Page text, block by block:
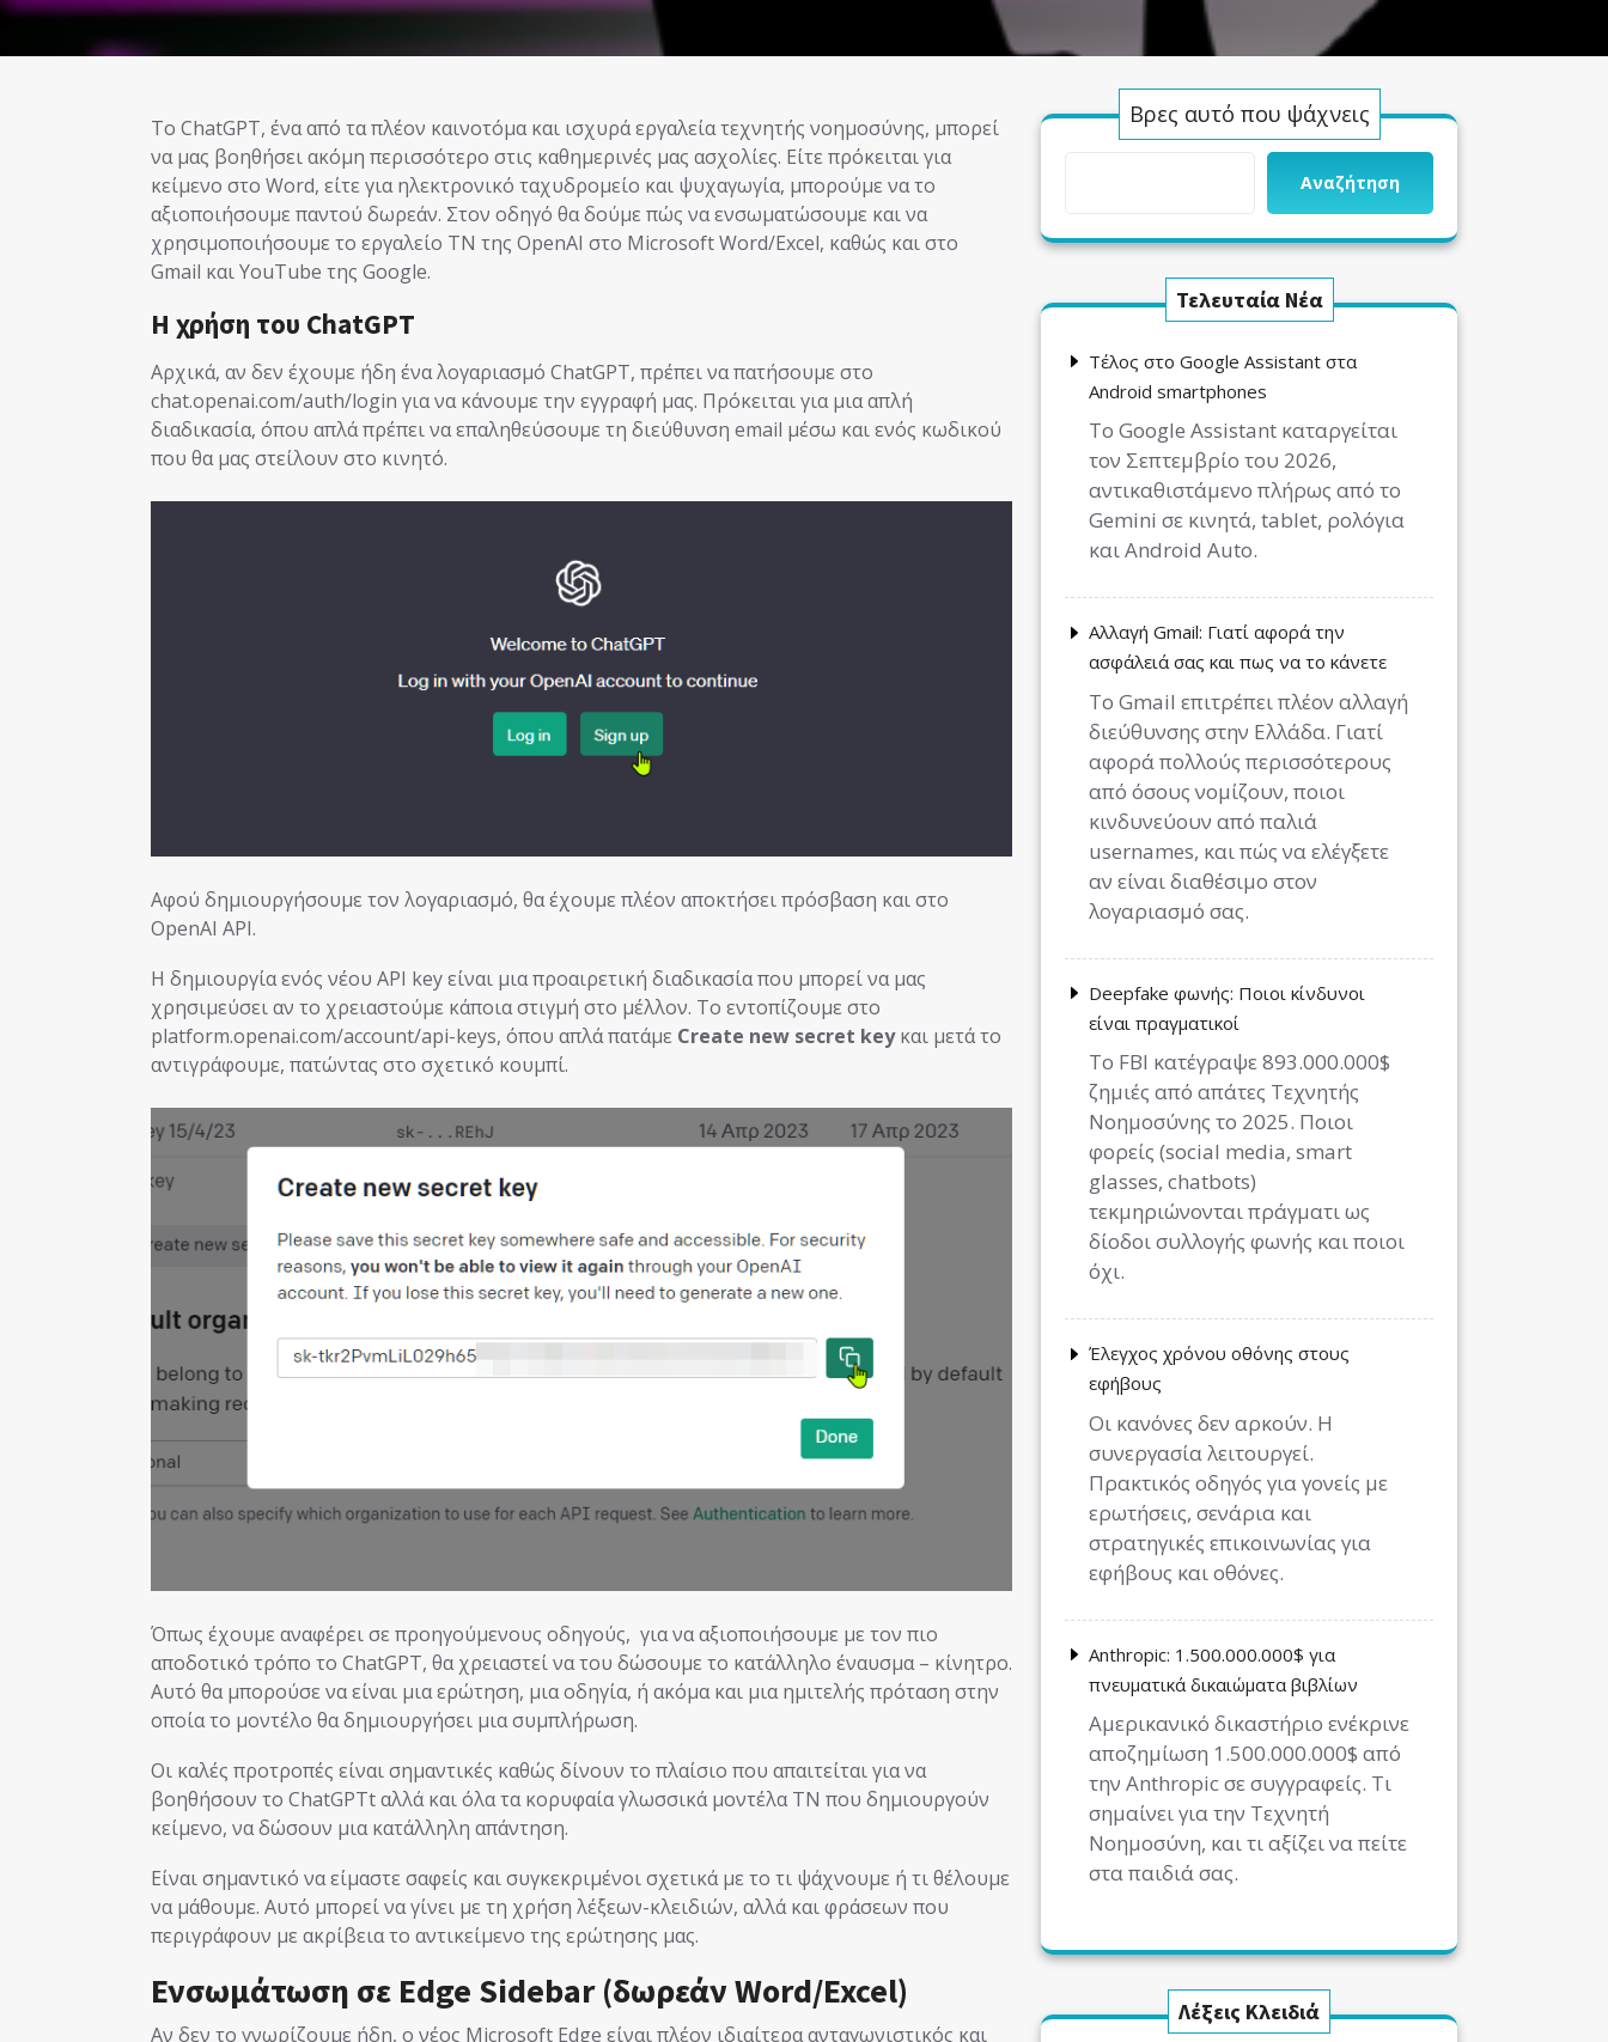
Το ChatGPT, ένα από τα πλέον καινοτόμα και ισχυρά εργαλεία τεχνητής νοημοσύνης, μπορεί
να μας βοηθήσει ακόμη περισσότερο στις καθημερινές μας ασχολίες. Είτε πρόκειται για
κείμενο στο Word, είτε για ηλεκτρονικό ταχυδρομείο και ψυχαγωγία, μπορούμε να το
αξιοποιήσουμε παντού δωρεάν. Στον οδηγό θα δούμε πώς να ενσωματώσουμε και να
χρησιμοποιήσουμε το εργαλείο ΤΝ της OpenAI στο Microsoft Word/Excel, καθώς και στο
Gmail και YouTube της Google.
Η χρήση του ChatGPT
Αρχικά, αν δεν έχουμε ήδη ένα λογαριασμό ChatGPT, πρέπει να πατήσουμε στο
chat.openai.com/auth/login για να κάνουμε την εγγραφή μας. Πρόκειται για μια απλή
διαδικασία, όπου απλά πρέπει να επαληθεύσουμε τη διεύθυνση email μέσω και ενός κωδικού
που θα μας στείλουν στο κινητό.
Αφού δημιουργήσουμε τον λογαριασμό, θα έχουμε πλέον αποκτήσει πρόσβαση και στο
OpenAI API.
Η δημιουργία ενός νέου API key είναι μια προαιρετική διαδικασία που μπορεί να μας
χρησιμεύσει αν το χρειαστούμε κάποια στιγμή στο μέλλον. Το εντοπίζουμε στο
platform.openai.com/account/api-keys, όπου απλά πατάμε Create new secret keyκαι μετά το
αντιγράφουμε, πατώντας στο σχετικό κουμπί.
Όπως έχουμε αναφέρει σε προηγούμενους οδηγούς, για να αξιοποιήσουμε με τον πιο
αποδοτικό τρόπο το ChatGPT, θα χρειαστεί να του δώσουμε το κατάλληλο έναυσμα – κίνητρο.
Αυτό θα μπορούσε να είναι μια ερώτηση, μια οδηγία, ή ακόμα και μια ημιτελής πρόταση στην
οποία το μοντέλο θα δημιουργήσει μια συμπλήρωση.
Οι καλές προτροπές είναι σημαντικές καθώς δίνουν το πλαίσιο που απαιτείται για να
βοηθήσουν το ChatGPTt αλλά και όλα τα κορυφαία γλωσσικά μοντέλα TN που δημιουργούν
κείμενο, να δώσουν μια κατάλληλη απάντηση.
Είναι σημαντικό να είμαστε σαφείς και συγκεκριμένοι σχετικά με το τι ψάχνουμε ή τι θέλουμε
να μάθουμε. Αυτό μπορεί να γίνει με τη χρήση λέξεων-κλειδιών, αλλά και φράσεων που
περιγράφουν με ακρίβεια το αντικείμενο της ερώτησης μας.
Ενσωμάτωση σε Edge Sidebar (δωρεάν Word/Excel)
Αν δεν το γνωρίζουμε ήδη, ο νέος Microsoft Edge είναι πλέον ιδιαίτερα ανταγωνιστικός και
Βρες αυτό που ψάχνεις
Αναζήτηση
Τελευταία Νέα
Τέλος στο Google Assistant στα
Android smartphones
Το Google Assistant καταργείται
τον Σεπτεμβρίο του 2026,
αντικαθιστάμενο πλήρως από το
Gemini σε κινητά, tablet, ρολόγια
και Android Auto.
Αλλαγή Gmail: Γιατί αφορά την
ασφάλειά σας και πως να το κάνετε
Το Gmail επιτρέπει πλέον αλλαγή
διεύθυνσης στην Ελλάδα. Γιατί
αφορά πολλούς περισσότερους
από όσους νομίζουν, ποιοι
κινδυνεύουν από παλιά
usernames, και πώς να ελέγξετε
αν είναι διαθέσιμο στον
λογαριασμό σας.
Deepfake φωνής: Ποιοι κίνδυνοι
είναι πραγματικοί
Το FBI κατέγραψε 893.000.000$
ζημιές από απάτες Τεχνητής
Νοημοσύνης το 2025. Ποιοι
φορείς (social media, smart
glasses, chatbots)
τεκμηριώνονται πράγματι ως
δίοδοι συλλογής φωνής και ποιοι
όχι.
Έλεγχος χρόνου οθόνης στους
εφήβους
Οι κανόνες δεν αρκούν. Η
συνεργασία λειτουργεί.
Πρακτικός οδηγός για γονείς με
ερωτήσεις, σενάρια και
στρατηγικές επικοινωνίας για
εφήβους και οθόνες.
Anthropic: 1.500.000.000$ για
πνευματικά δικαιώματα βιβλίων
Αμερικανικό δικαστήριο ενέκρινε
αποζημίωση 1.500.000.000$ από
την Anthropic σε συγγραφείς. Τι
σημαίνει για την Τεχνητή
Νοημοσύνη, και τι αξίζει να πείτε
στα παιδιά σας.
Λέξεις Κλειδιά